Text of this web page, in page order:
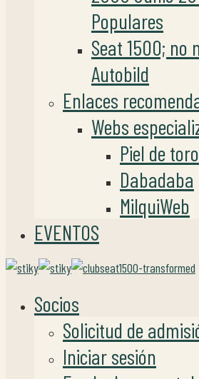
Populares
Seat 1500; no
Autobild
Enlaces
Webs
Piel de toro
Dabadaba
MilquiWeb
EVENTOS
Socios
Solicitud de
Iniciar sesión